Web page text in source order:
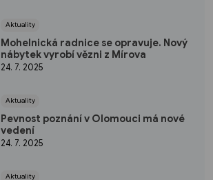
Aktuality
Mohelnická radnice se opravuje. Nový
nábytek vyrobí vězni z Mírova
24. 7. 2025
Aktuality
Pevnost poznání v Olomouci má nové
vedení
24. 7. 2025
Aktuality